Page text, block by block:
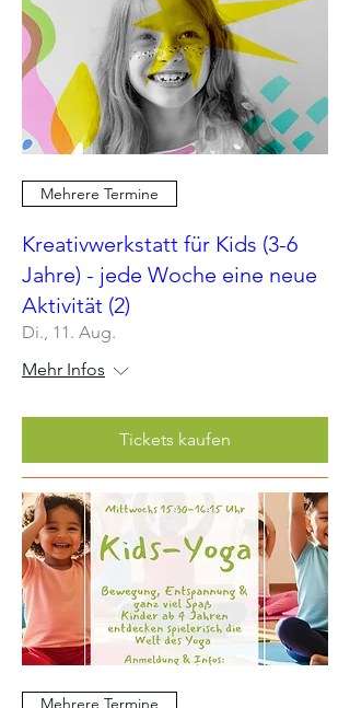
Mehrere Termine
Kreativwerkstatt für Kids (3-6
Jahre) - jede Woche eine neue
Aktivität (2)
Di., 11. Aug.
Mehr Infos
Tickets kaufen
Mehrere Termine